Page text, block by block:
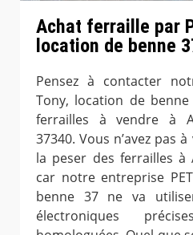
Achat ferraille par
location de benne
Pensez à contacter
Tony, location de
ferrailles à vendre à
37340. Vous n’avez pas
la peser des ferrailles à
car notre entreprise
benne 37 ne va
électroniques